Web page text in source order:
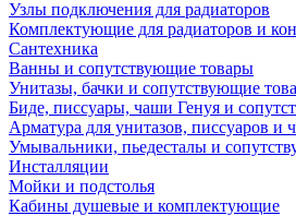
Узлы подключения для радиаторов
Комплектующие для радиаторов и
Сантехника
Ванны и сопутствующие товары
Унитазы, бачки и сопутствующие
Биде, писсуары, чаши Генуя и
Арматура для унитазов, писсуаров и
Умывальники, пьедесталы и
Инсталляции
Мойки и подстолья
Кабины душевые и комплектующие